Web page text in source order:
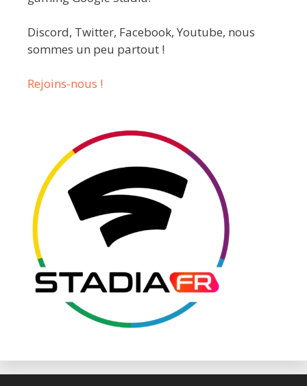
Discord, Twitter, Facebook, Youtube, nous
sommes un peu partout !
Rejoins-nous !